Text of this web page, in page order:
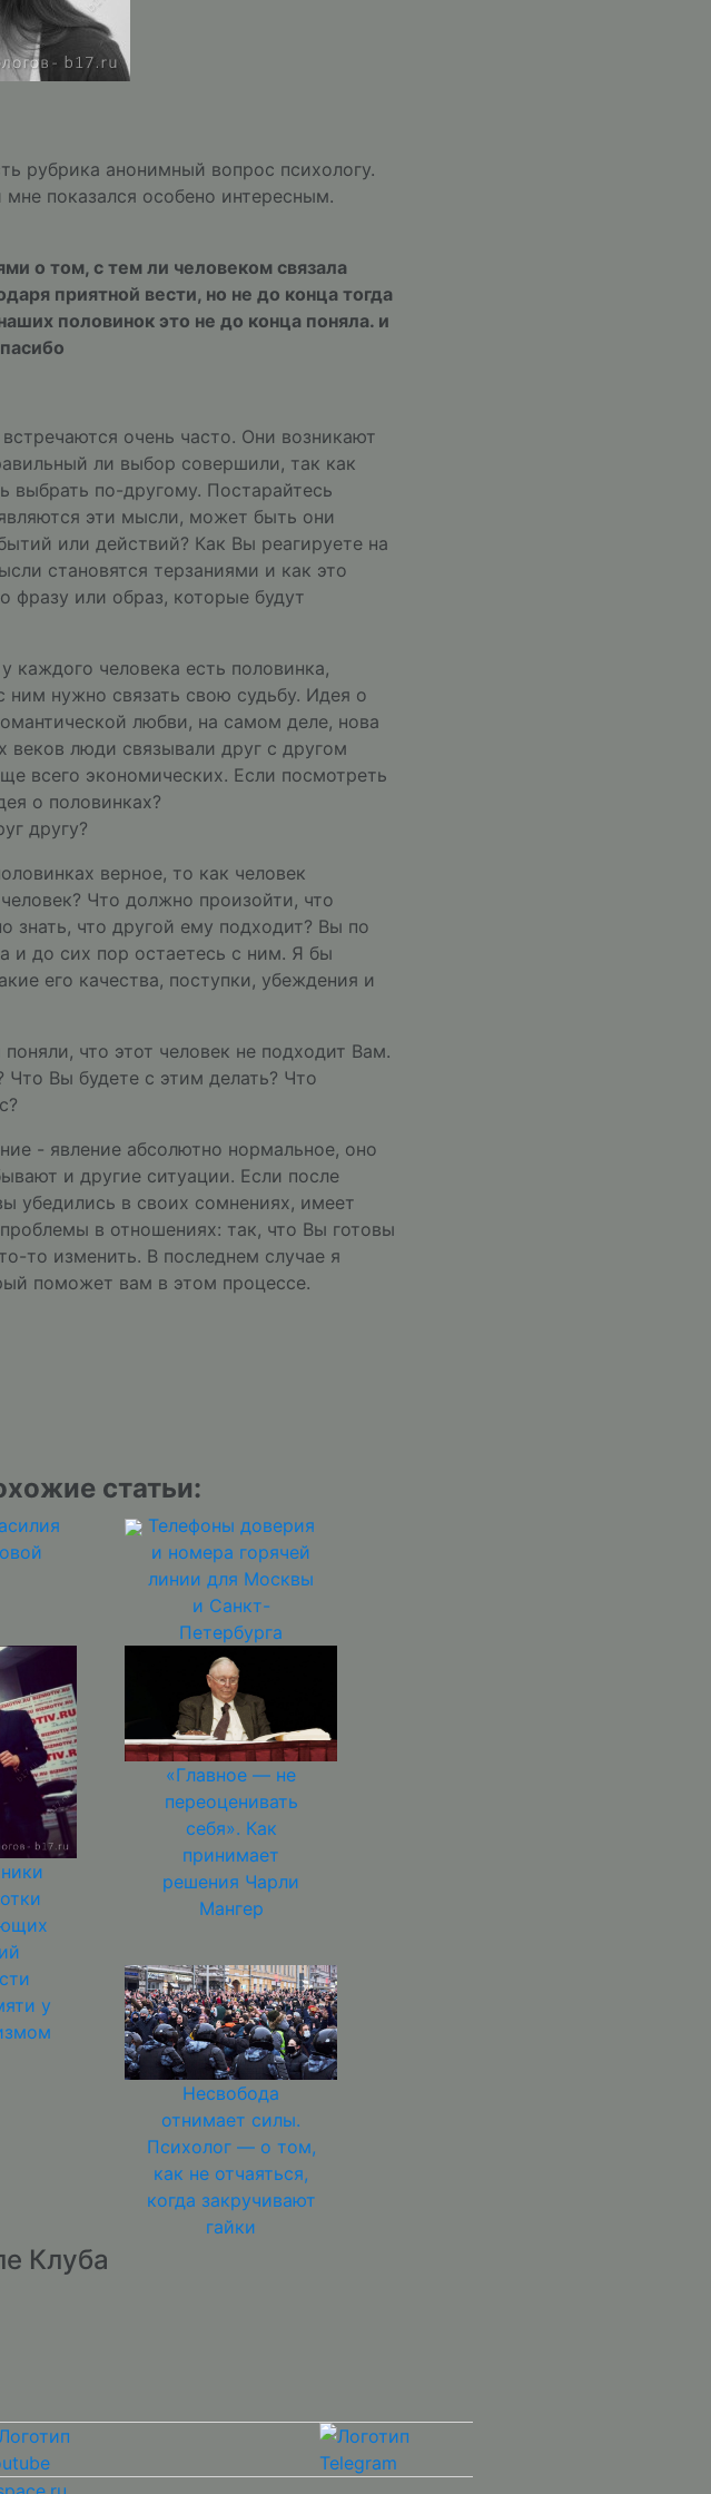
рубрика анонимный вопрос психологу.
показался особено интересным.
о том, с тем ли человеком связала
приятной вести, но не до конца тогда
половинок это не до конца поняла. и
очень часто. Они возникают
ли выбор совершили, так как
выбрать по-другому. Постарайтесь
эти мысли, может быть они
или действий? Как Вы реагируете на
становятся терзаниями и как это
или образ, которые будут
каждого человека есть половинка,
нужно связать свою судьбу. Идея о
любви, на самом деле, нова
люди связывали друг с другом
всего экономических. Если посмотреть
о половинках?
другу?
верное, то как человек
Что должно произойти, что
знать, что другой ему подходит? Вы по
и до сих пор остаетесь с ним. Я бы
его качества, поступки, убеждения и
что этот человек не подходит Вам.
Вы будете с этим делать? Что
- явление абсолютно нормальное, оно
и другие ситуации. Если после
убедились в своих сомнениях, имеет
в отношениях: так, что Вы готовы
то изменить. В последнем случае я
поможет вам в этом процессе.
статьи:
Телефоны доверия
и номера горячей
линии для Москвы
и Санкт-
Петербурга
«Главное — не
переоценивать
себя». Как
принимает
решения Чарли
Мангер
у
Несвобода
отнимает силы.
Психолог — о том,
как не отчаяться,
когда закручивают
гайки
Клуба